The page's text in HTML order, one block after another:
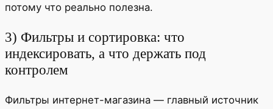
потому что реально полезна.
3) Фильтры и сортировка: что
индексировать, а что держать под
контролем
Фильтры интернет-магазина — главный источник